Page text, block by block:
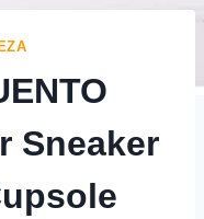
Sneaker